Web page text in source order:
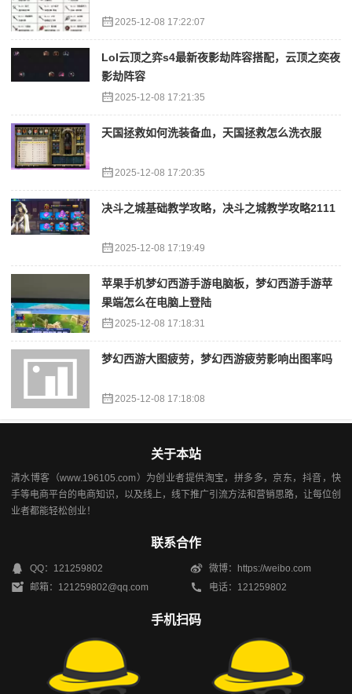
2025-12-08 17:22:07
Lol云顶之弈s4最新夜影劫阵容搭配，云顶之奕夜
影劫阵容
2025-12-08 17:21:35
天国拯救如何洗装备血，天国拯救怎么洗衣服
2025-12-08 17:20:35
决斗之城基础教学攻略，决斗之城教学攻略2111
2025-12-08 17:19:49
苹果手机梦幻西游手游电脑板，梦幻西游手游苹
果端怎么在电脑上登陆
2025-12-08 17:18:31
梦幻西游大图疲劳，梦幻西游疲劳影响出图率吗
2025-12-08 17:18:08
关于本站
清水博客（www.196105.com）为创业者提供淘宝，拼多多，京东，抖音，快
手等电商平台的电商知识，以及线上，线下推广引流方法和营销思路，让每位创
业者都能轻松创业！
联系合作
QQ：121259802
微博：https://weibo.com
邮箱：121259802@qq.com
电话：121259802
手机扫码